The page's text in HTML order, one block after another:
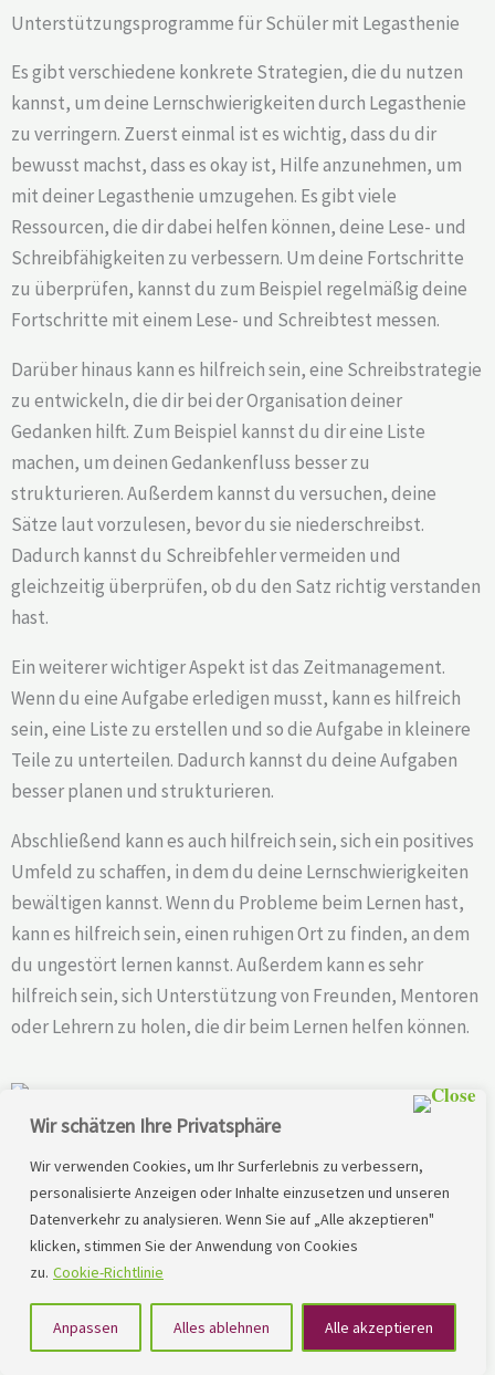
Wir schätzen Ihre Privatsphäre
Wir verwenden Cookies, um Ihr Surferlebnis zu verbessern,
personalisierte Anzeigen oder Inhalte einzusetzen und unseren
Datenverkehr zu analysieren. Wenn Sie auf „Alle akzeptieren"
klicken, stimmen Sie der Anwendung von Cookies
zu. Cookie-Richtlinie
Anpassen Alles ablehnen Alle akzeptieren
Unterstützungsprogramme für Schüler mit Legasthenie
Es gibt verschiedene konkrete Strategien, die du nutzen
kannst, um deine Lernschwierigkeiten durch Legasthenie
zu verringern. Zuerst einmal ist es wichtig, dass du dir
bewusst machst, dass es okay ist, Hilfe anzunehmen, um
mit deiner Legasthenie umzugehen. Es gibt viele
Ressourcen, die dir dabei helfen können, deine Lese- und
Schreibfähigkeiten zu verbessern. Um deine Fortschritte
zu überprüfen, kannst du zum Beispiel regelmäßig deine
Fortschritte mit einem Lese- und Schreibtest messen.
Darüber hinaus kann es hilfreich sein, eine Schreibstrategie
zu entwickeln, die dir bei der Organisation deiner
Gedanken hilft. Zum Beispiel kannst du dir eine Liste
machen, um deinen Gedankenfluss besser zu
strukturieren. Außerdem kannst du versuchen, deine
Sätze laut vorzulesen, bevor du sie niederschreibst.
Dadurch kannst du Schreibfehler vermeiden und
gleichzeitig überprüfen, ob du den Satz richtig verstanden
hast.
Ein weiterer wichtiger Aspekt ist das Zeitmanagement.
Wenn du eine Aufgabe erledigen musst, kann es hilfreich
sein, eine Liste zu erstellen und so die Aufgabe in kleinere
Teile zu unterteilen. Dadurch kannst du deine Aufgaben
besser planen und strukturieren.
Abschließend kann es auch hilfreich sein, sich ein positives
Umfeld zu schaffen, in dem du deine Lernschwierigkeiten
bewältigen kannst. Wenn du Probleme beim Lernen hast,
kann es hilfreich sein, einen ruhigen Ort zu finden, an dem
du ungestört lernen kannst. Außerdem kann es sehr
hilfreich sein, sich Unterstützung von Freunden, Mentoren
oder Lehrern zu holen, die dir beim Lernen helfen können.
Fazit für Konkrete Strategien zur Verbesserung der
Lernschwierigkeiten
Ein Fazit für Konkrete Strategien zur Verbesserung der
Lernschwierigkeiten
Herausforderung, aber es gibt Möglichkeiten, die
Lernschwierigkeiten
zu verbessern. Mit konkreten